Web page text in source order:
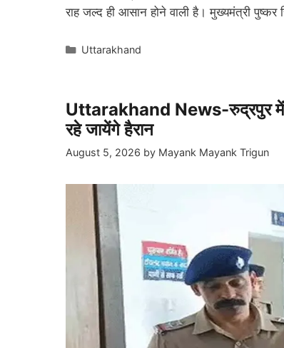
राह जल्द ही आसान होने वाली है। मुख्यमंत्री पुष्कर
Categories
Uttarakhand
Uttarakhand News-रुद्रपुर में
रहे जायेंगे हैरान
August 5, 2026 by Mayank Mayank Trigun